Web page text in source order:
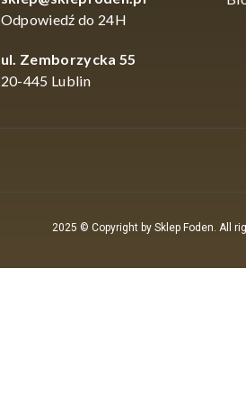
Odpowiedź do 24H
ul. Zemborzycka 55
20-445 Lublin
2025 © Copyright by Sklep Foden. All